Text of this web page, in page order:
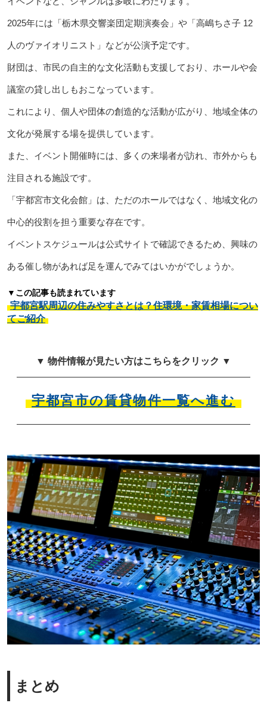
2025年には「栃木県交響楽団定期演奏会」や「高嶋ちさ子 12
人のヴァイオリニスト」などが公演予定です。
財団は、市民の自主的な文化活動も支援しており、ホールや会
議室の貸し出しもおこなっています。
これにより、個人や団体の創造的な活動が広がり、地域全体の
文化が発展する場を提供しています。
また、イベント開催時には、多くの来場者が訪れ、市外からも
注目される施設です。
「宇都宮市文化会館」は、ただのホールではなく、地域文化の
中心的役割を担う重要な存在です。
イベントスケジュールは公式サイトで確認できるため、興味の
ある催し物があれば足を運んでみてはいかがでしょうか。
▼この記事も読まれています
宇都宮駅周辺の住みやすさとは？住環境・家賃相場につい
てご紹介
▼ 物件情報が見たい方はこちらをクリック ▼
宇都宮市の賃貸物件一覧へ進む
まとめ